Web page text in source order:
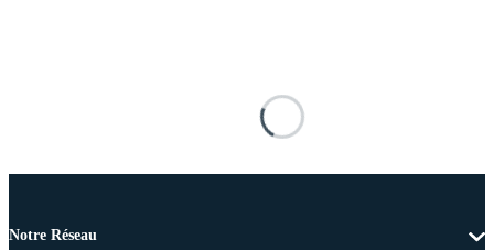
Notre Réseau